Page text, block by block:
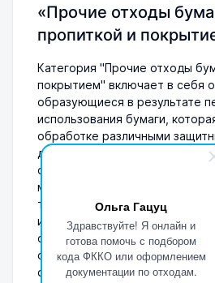
Ольга Гацуц
Здравствуйте! Я онлайн и
готова помочь с подбором
кода ФККО или оформлением
документации по отходам.
«Прочие отходы
пропиткой и
Категория "Прочие отходы
покрытием" включает в себя
образующиеся в результате
использования бумаги,
обработке различными
декоративными покрытиями.
относятся, например, старые
материалы, картонные
также бумажные изделия,
или химикатами. Данная
особого подхода к
содержания вредных
обуславливает